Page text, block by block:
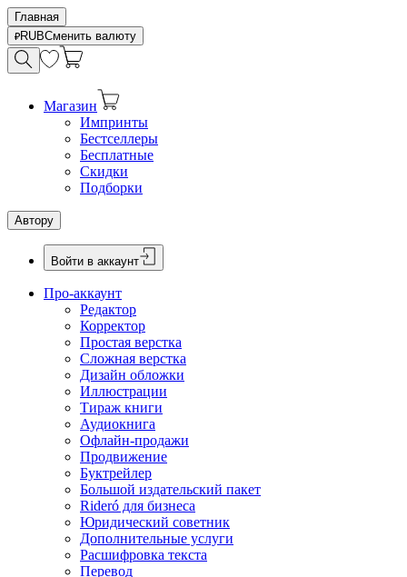
Главная
RUBСменить валюту
Магазин
Импринты
Бестселлеры
Бесплатные
Скидки
Подборки
Автору
Войти в аккаунт
Про-аккаунт
Редактор
Корректор
Простая верстка
Сложная верстка
Дизайн обложки
Иллюстрации
Тираж книги
Аудиокнига
Офлайн-продажи
Продвижение
Буктрейлер
Большой издательский пакет
Rideró для бизнеса
Юридический советник
Дополнительные услуги
Расшифровка текста
Перевод